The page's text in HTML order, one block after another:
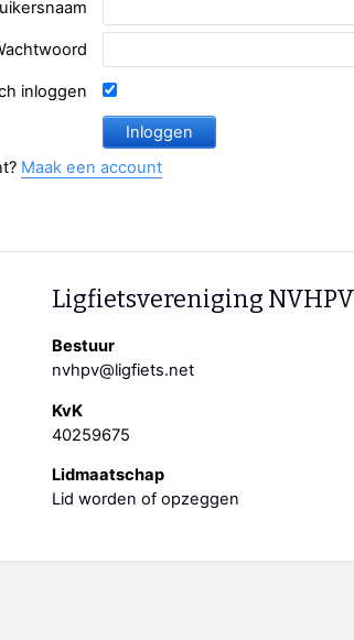
Paastreffen
Oliebollentocht
inloggen
Maak een account
Ligfietsvereniging NVHPV
Bestuur
nvhpv@ligfiets.net
KvK
40259675
Lidmaatschap
Lid worden of opzeggen